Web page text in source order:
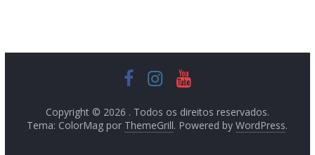
Copyright © 2026 . Todos os direitos reservados.
Tema: ColorMag por ThemeGrill. Powered byWordPress.